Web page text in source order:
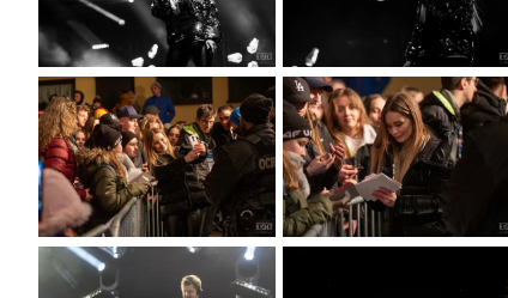
17.07 21 LIPCA - ĆWICZENIA ALARM - 26
Data dodania: 17.07.2026 godz. 10:30
Aktualności Wydarzenia Alarm ALARM-26
CZYTAJ KOMUNIKAT